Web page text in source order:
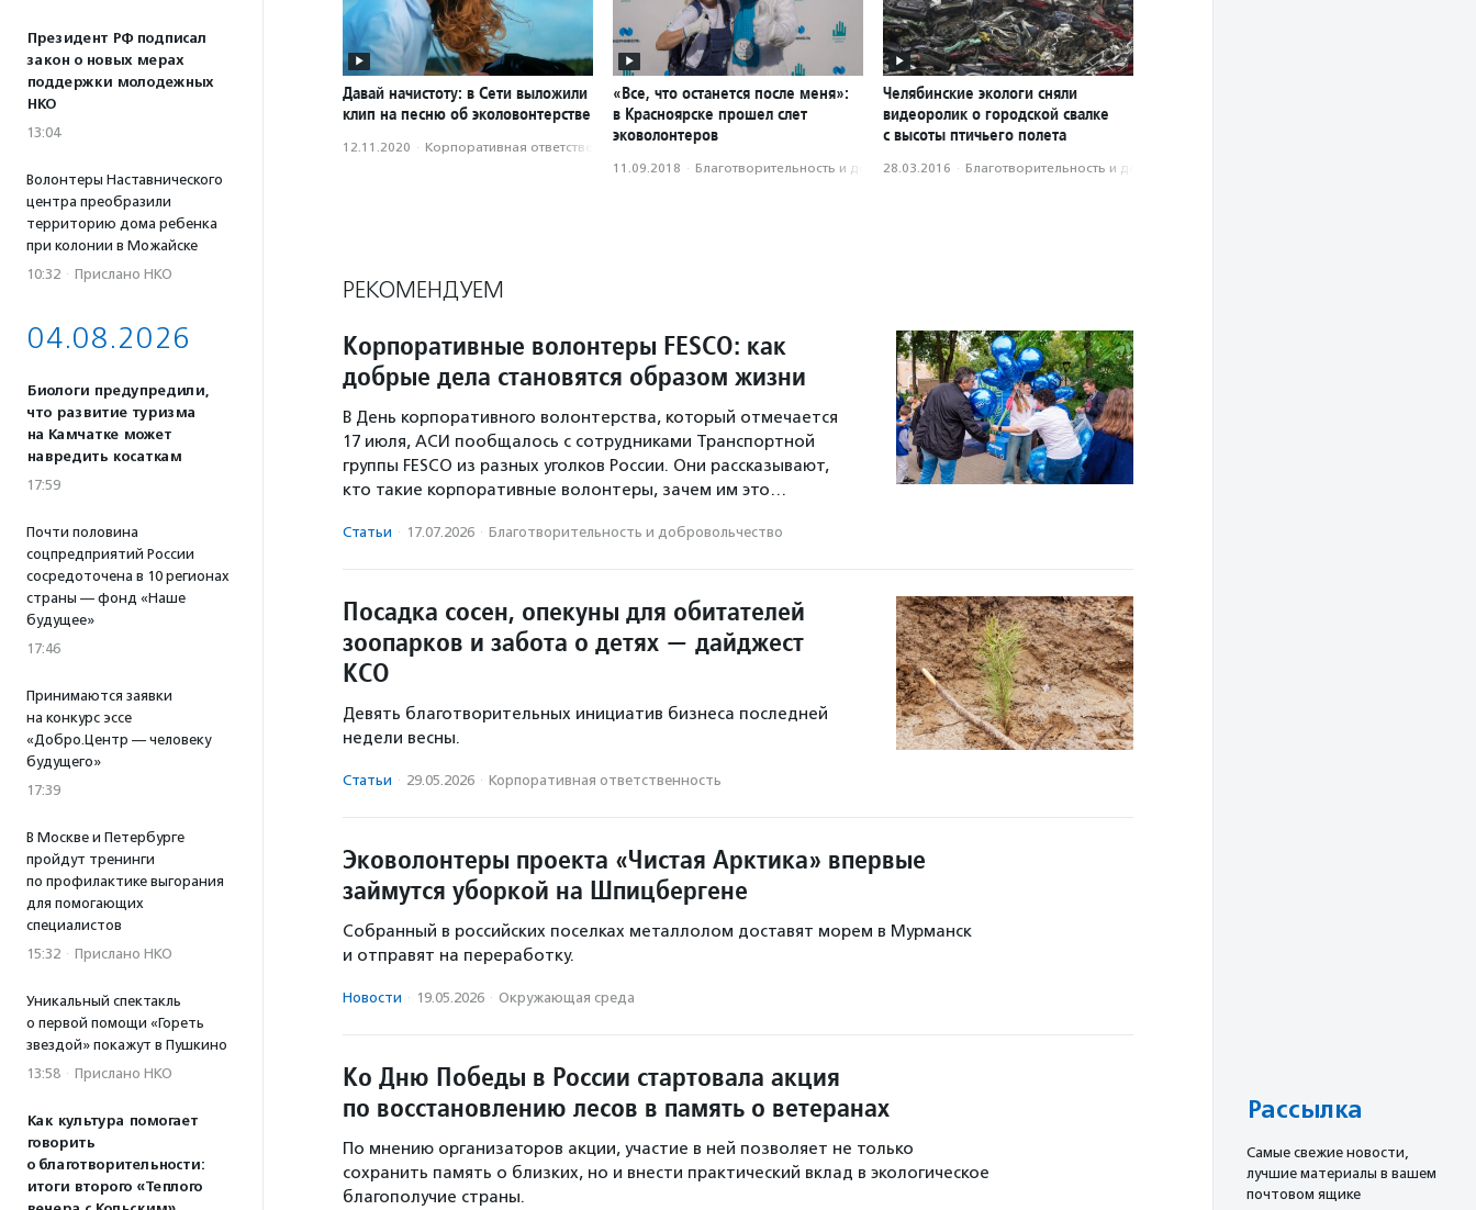
Президент РФ подписал
закон о новых мерах
поддержки молодежных
НКО
13:04
Волонтеры Наставнического
центра преобразили
территорию дома ребенка
при колонии в Можайске
10:32 · Прислано НКО
04.08.2026
Биологи предупредили,
что развитие туризма
на Камчатке может
навредить косаткам
17:59
Почти половина
соцпредприятий России
сосредоточена в 10 регионах
страны — фонд «Наше
будущее»
17:46
Принимаются заявки
на конкурс эссе
«Добро.Центр — человеку
будущего»
17:39
В Москве и Петербурге
пройдут тренинги
по профилактике выгорания
для помогающих
специалистов
15:32 · Прислано НКО
Уникальный спектакль
о первой помощи «Гореть
звездой» покажут в Пушкино
13:58 · Прислано НКО
Как культура помогает
говорить
о благотворительности:
итоги второго «Теплого
Давай начистоту: в Сети выложили
клип на песню об эколовонтерстве
12.11.2020 · Корпоративная ответственность
«Все, что останется после меня»:
в Красноярске прошел слет
эковолонтеров
11.09.2018 · Благотвори­тель­ность и доброволь­чест­во
Челябинские экологи сняли
видеоролик о городской свалке
с высоты птичьего полета
28.03.2016 · Благотвори­тель­ность и доброволь­чест­во
РЕКОМЕНДУЕМ
Корпоративные волонтеры FESCO: как
добрые дела становятся образом жизни
В День корпоративного волонтерства, который отмечается
17 июля, АСИ пообщалось с сотрудниками Транспортной
группы FESCO из разных уголков России. Они рассказывают,
кто такие корпоративные волонтеры, зачем им это…
Статьи · 17.07.2026 · Благотвори­тель­ность и доброволь­чест­во
Посадка сосен, опекуны для обитателей
зоопарков и забота о детях — дайджест
КСО
Девять благотворительных инициатив бизнеса последней
недели весны.
Статьи · 29.05.2026 · Корпоративная ответственность
Эковолонтеры проекта «Чистая Арктика» впервые
займутся уборкой на Шпицбергене
Собранный в российских поселках металлолом доставят морем в Мурманск
и отправят на переработку.
Новости · 19.05.2026 · Окружающая среда
Ко Дню Победы в России стартовала акция
по восстановлению лесов в память о ветеранах
По мнению организаторов акции, участие в ней позволяет не только
сохранить память о близких, но и внести практический вклад в экологическое
благополучие страны.
Рассылка
Cамые свежие новости,
лучшие материалы в вашем
почтовом ящике